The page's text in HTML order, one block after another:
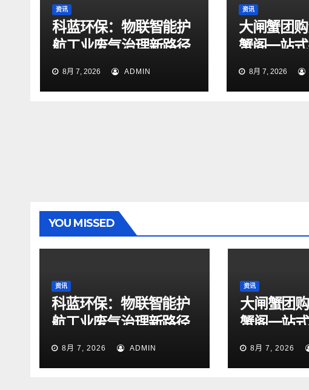
资讯
科蓝环保：物联智能护
航工业废气治理新路径
8月 7, 2026 ADMIN
资讯
大闸蟹团
蟹阁一站
8月 7, 2026
YOU MISSED
资讯
科蓝环保：物联智能护
航工业废气治理新路径
8月 7, 2026 ADMIN
资讯
大闸蟹团
蟹阁一站
8月 7, 2026